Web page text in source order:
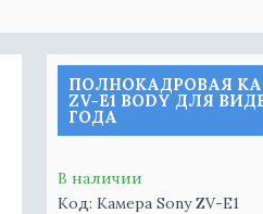
ПОЛНОКАДРОВАЯ
ZV-E1 BODY ДЛЯ
ГОДА
В наличии
Код: Камера Sony ZV-E1